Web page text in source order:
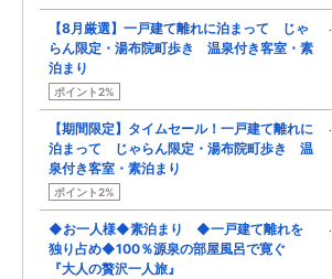
【8月厳選】一戸建て離れに泊まって じゃ
らん限定・湯布院町歩き 温泉付き客室・素
泊まり
ポイント2%
【期間限定】タイムセール！一戸建て離れに
泊まって じゃらん限定・湯布院町歩き 温
泉付き客室・素泊まり
ポイント2%
◆お一人様◆素泊まり ◆一戸建て離れを
独り占め◆100％源泉の部屋風呂で寛ぐ
『大人の贅沢一人旅』